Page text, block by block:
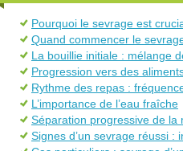
Pourquoi le sevrage est
Quand commencer le
La bouillie initiale : mélange
Progression vers des
Rythme des repas :
L’importance de l’eau fraîche
Séparation progressive de
Signes d’un sevrage réussi :